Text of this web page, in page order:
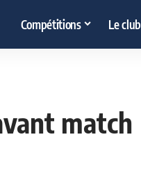
Compétitions Le club
match